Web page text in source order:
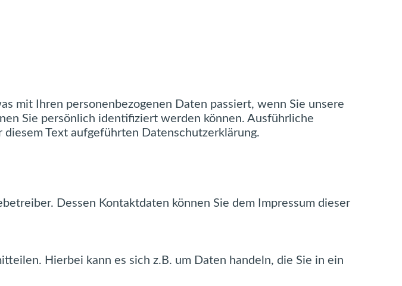
mit Ihren personenbezogenen Daten passiert, wenn Sie unsere
Sie persönlich identifiziert werden können. Ausführliche
Text aufgeführten Datenschutzerklärung.
Dessen Kontaktdaten können Sie dem Impressum dieser
Hierbei kann es sich z.B. um Daten handeln, die Sie in ein